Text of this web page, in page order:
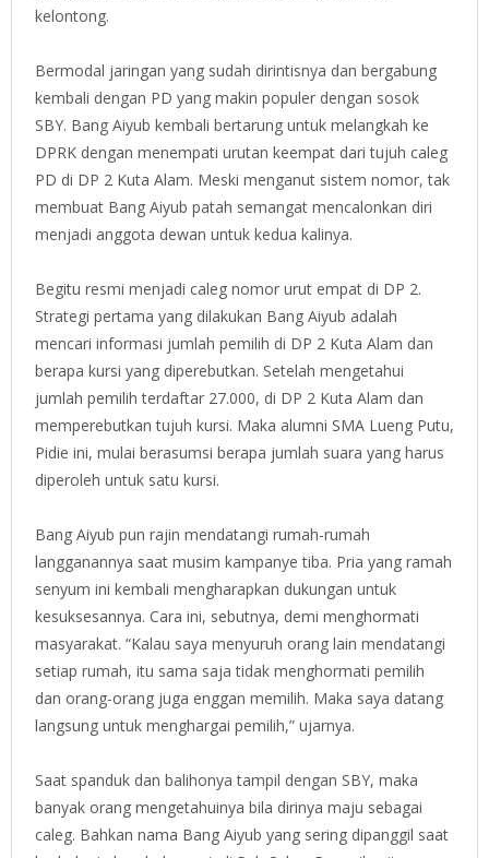
kelontong.
Bermodal jaringan yang sudah dirintisnya dan bergabung
kembali dengan PD yang makin populer dengan sosok
SBY. Bang Aiyub kembali bertarung untuk melangkah ke
DPRK dengan menempati urutan keempat dari tujuh caleg
PD di DP 2 Kuta Alam. Meski menganut sistem nomor, tak
membuat Bang Aiyub patah semangat mencalonkan diri
menjadi anggota dewan untuk kedua kalinya.
Begitu resmi menjadi caleg nomor urut empat di DP 2.
Strategi pertama yang dilakukan Bang Aiyub adalah
mencari informasi jumlah pemilih di DP 2 Kuta Alam dan
berapa kursi yang diperebutkan. Setelah mengetahui
jumlah pemilih terdaftar 27.000, di DP 2 Kuta Alam dan
memperebutkan tujuh kursi. Maka alumni SMA Lueng Putu,
Pidie ini, mulai berasumsi berapa jumlah suara yang harus
diperoleh untuk satu kursi.
Bang Aiyub pun rajin mendatangi rumah-rumah
langganannya saat musim kampanye tiba. Pria yang ramah
senyum ini kembali mengharapkan dukungan untuk
kesuksesannya. Cara ini, sebutnya, demi menghormati
masyarakat. “Kalau saya menyuruh orang lain mendatangi
setiap rumah, itu sama saja tidak menghormati pemilih
dan orang-orang juga enggan memilih. Maka saya datang
langsung untuk menghargai pemilih,” ujarnya.
Saat spanduk dan balihonya tampil dengan SBY, maka
banyak orang mengetahuinya bila dirinya maju sebagai
caleg. Bahkan nama Bang Aiyub yang sering dipanggil saat